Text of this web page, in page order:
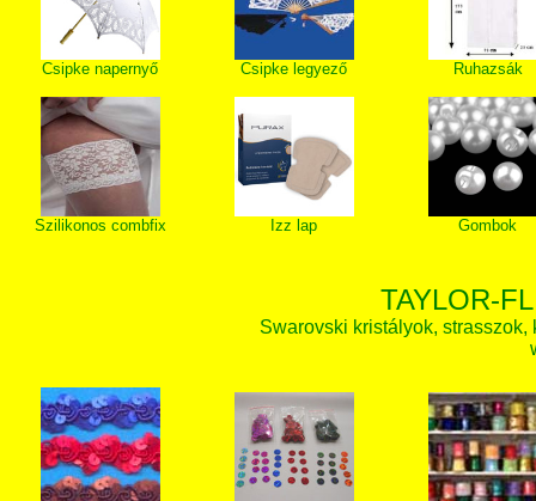
Csipke napernyő Csipke legyező Ruhazsák
Szilikonos combfix Izz lap Gombok
TAYLOR-
Swarovski kristályok,